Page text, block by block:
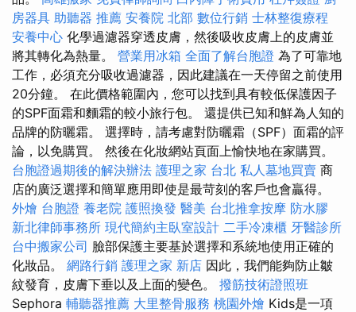
房器具 助聽器 推薦 安養院 北部 數位行銷 士林整復療程
安養中心 化學過濾器穿透皮膚，然後吸收皮膚上的皮膚並
將其轉化為熱量。 營業用冰箱 全面了解台胞證 為了可靠地
工作，必須充分吸收過濾器，因此建議在一天停留之前使用
20分鐘。 在此價格範圍內，您可以找到具有較低保護因子
的SPF面霜和麵霜的較小旅行包。 還提供已知和鮮為人知的
品牌的防曬霜。 選擇時，請考慮對防曬霜（SPF）面霜的評
論，以免購買。 然後在化妝網站頁面上愉快地在家購買。
台胞證過期後的解決辦法 護理之家 台北 私人墓地買賣 商
店的廣泛選擇和簡單應用即使是最苛刻的客戶也會贏得。
外燴 台胞證 養老院 護照換發 醫美 台北推拿按摩 防水膠
新北律師事務所 現代簡約主臥室設計 二手冷凍櫃 牙醫診所
台中搬家公司 臉部保護主要基於選擇和系統地使用正確的
化妝品。 網路行銷 護理之家 新店 因此，我們能夠防止皺
紋發育，皮膚下垂以及上面的變色。 撥筋技術證照班
Sephora 輔聽器推薦 大里整骨服務 桃園外燴 Kids是一項